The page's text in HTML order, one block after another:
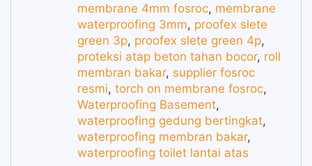
membrane 4mm fosroc, membrane
waterproofing 3mm, proofex slete
green 3p, proofex slete green 4p,
proteksi atap beton tahan bocor, roll
membran bakar, supplier fosroc
resmi, torch on membrane fosroc,
Waterproofing Basement,
waterproofing gedung bertingkat,
waterproofing membran bakar,
waterproofing toilet lantai atas